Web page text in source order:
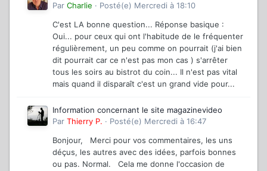
Par Charlie · Posté(e) Mercredi à 18:10
C'est LA bonne question... Réponse basique :
Oui... pour ceux qui ont l'habitude de le fréquenter
régulièrement, un peu comme on pourrait (j'ai bien
dit pourrait car ce n'est pas mon cas ) s'arrêter
tous les soirs au bistrot du coin... Il n'est pas vital
mais quand il disparaît c'est un grand vide pour...
Information concernant le site magazinevideo
Par Thierry P. · Posté(e) Mercredi à 16:47
Bonjour, Merci pour vos commentaires, les uns
déçus, les autres avec des idées, parfois bonnes
ou pas. Normal. Cela me donne l'occasion de